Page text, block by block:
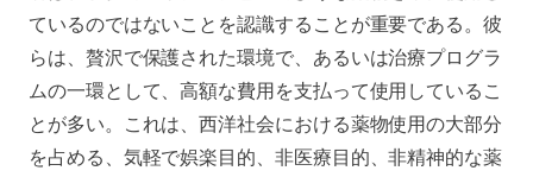
ているのではないことを認識することが重要である。彼
らは、贅沢で保護された環境で、あるいは治療プログラ
ムの一環として、高額な費用を支払って使用しているこ
とが多い。これは、西洋社会における薬物使用の大部分
を占める、気軽で娯楽目的、非医療目的、非精神的な薬